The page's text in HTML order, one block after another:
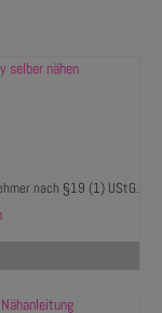
nach §19 (1) UStG.